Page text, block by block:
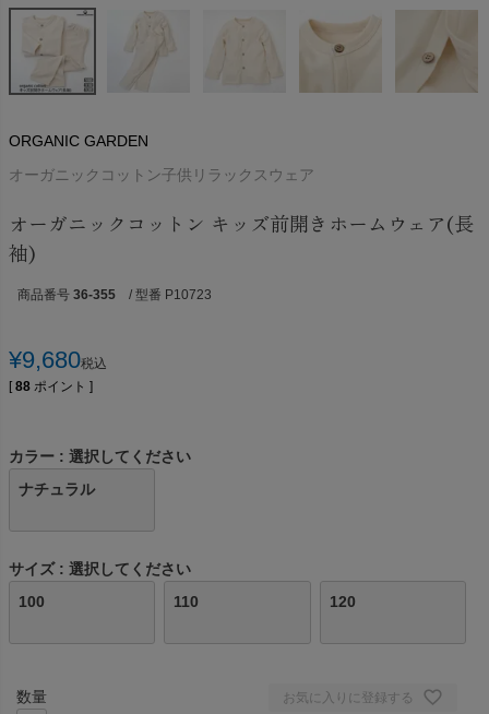
ORGANIC GARDEN
オーガニックコットン子供リラックスウェア
オーガニックコットン キッズ前開きホームウェア(長
袖)
商品番号 36-355 / 型番 P10723
¥9,680税込
[ 88 ポイント ]
カラー
選択してください
ナチュラル
サイズ
選択してください
100
110 120
お気に入りに登録する